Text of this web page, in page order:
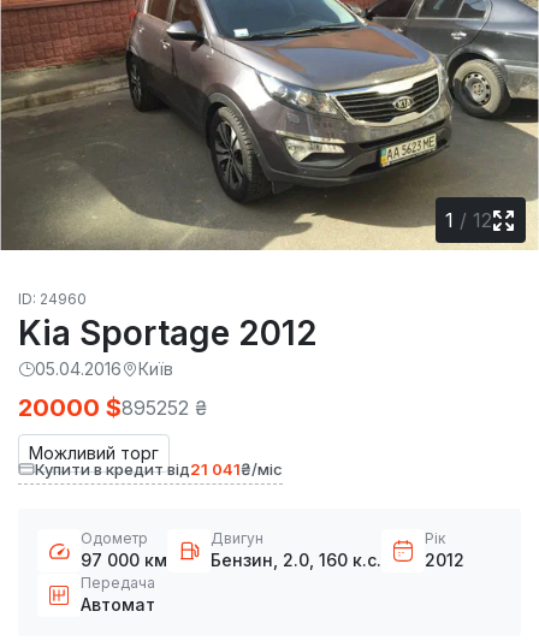
1 / 12
ID: 24960
Kia Sportage 2012
05.04.2016 Київ
Можливий торг
20000 $895252 ₴
Купити в кредит від21 041₴/міс
Одометр
97 000 км
Двигун
Бензин, 2.0, 160 к.с.
Рік
2012
Передача
Автомат